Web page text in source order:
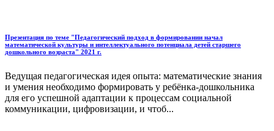
Презентация по теме "Педагогический подход в формировании начал
математической культуры и интеллектуального потенциала детей старшего
дошкольного возраста" 2021 г.
Ведущая педагогическая идея опыта: математические знания
и умения необходимо формировать у ребёнка-дошкольника
для его успешной адаптации к процессам социальной
коммуникации, цифровизации, и чтоб...